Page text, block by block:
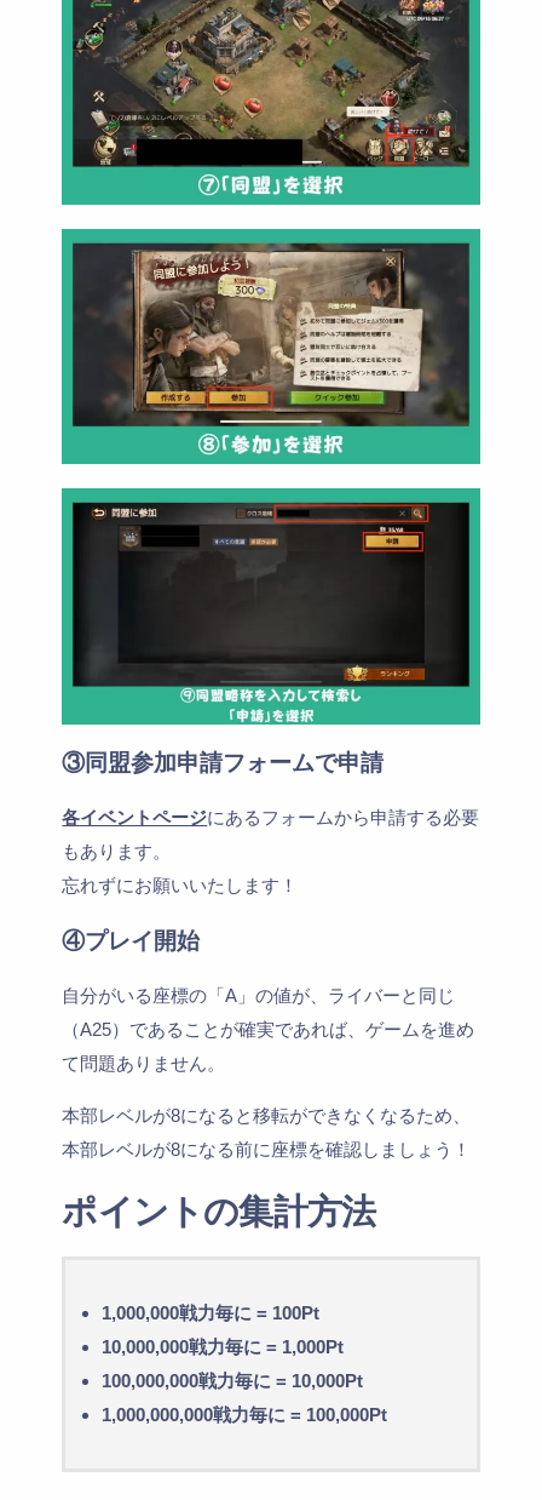
③同盟参加申請フォームで申請
各イベントページにあるフォームから申請する必要
もあります。
忘れずにお願いいたします！
④プレイ開始
自分がいる座標の「A」の値が、ライバーと同じ
（A25）であることが確実であれば、ゲームを進め
て問題ありません。
本部レベルが8になると移転ができなくなるため、
本部レベルが8になる前に座標を確認しましょう！
ポイントの集計方法
1,000,000戦力毎に = 100Pt
10,000,000戦力毎に = 1,000Pt
100,000,000戦力毎に = 10,000Pt
1,000,000,000戦力毎に = 100,000Pt